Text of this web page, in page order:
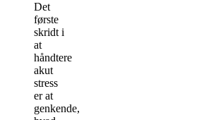
Det
første
skridt i
at
håndtere
akut
stress
er at
genkende,